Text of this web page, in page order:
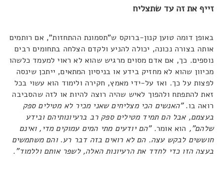
זייף את זה עד שתצליח
באופן דומה טוען קנון-ברוקס ש"תסמונת ההתחזות", אם רותמים
אותה בצורה נכונה, יכולה להניע ולקדם הצלחה בתחומים רבים
נוספים. כך, אם אדם מסוים מרגיש שהוא לא ראוי למעמד כלשהו
מכיוון שהוא לא מחזיק בידע או בניסיון המתאים, ייתכן שינסה
לפצות על כך. ואז על-ידי מאמץ, חקירה ולימוד הוא עשוי בכל
זאת להתפתח ולהפוך לאיש שהיה רוצה להיות או לזה שהסביבה
רואה בו."האנשים הכי מצליחים שאני מכיר לא מטילים ספק
בעצמם, אבל הם תמיד מטילים ספק רב ברעיונותיהם ובידע
שלהם", הוא אומר. "הם יודעים מתי המים עמוקים מדי, ואינם
חוששים לבקש עצה. הם לא רואים בזה דבר רע.והם משתמשים
בעצה הזו כדי לחדד את הרעיונות האלה, לשפר אותם וללמוד".